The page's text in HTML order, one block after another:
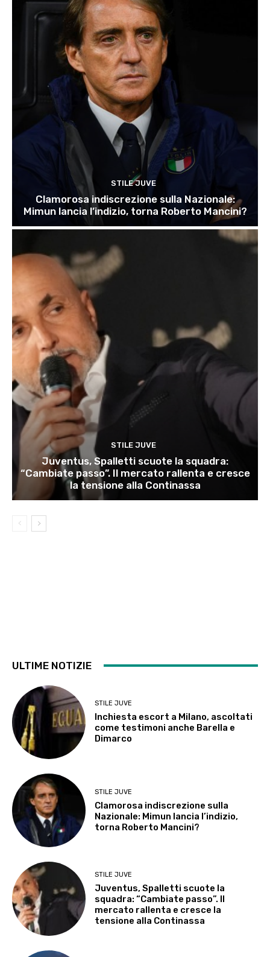
STILE JUVE
Clamorosa indiscrezione sulla Nazionale:
Mimun lancia l’indizio, torna Roberto Mancini?
STILE JUVE
Juventus, Spalletti scuote la squadra:
“Cambiate passo”. Il mercato rallenta e cresce
la tensione alla Continassa
ULTIME NOTIZIE
STILE JUVE
Inchiesta escort a Milano, ascoltati
come testimoni anche Barella e
Dimarco
STILE JUVE
Clamorosa indiscrezione sulla
Nazionale: Mimun lancia l’indizio,
torna Roberto Mancini?
STILE JUVE
Juventus, Spalletti scuote la
squadra: “Cambiate passo”. Il
mercato rallenta e cresce la
tensione alla Continassa